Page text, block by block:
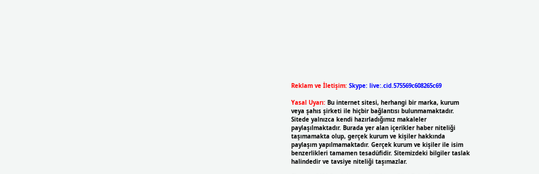
Reklam ve İletişim: Skype: live:.cid.575569c608265c69
Yasal Uyarı: Bu internet sitesi, herhangi bir marka, kurum
veya şahıs şirketi ile hiçbir bağlantısı bulunmamaktadır.
Sitede yalnızca kendi hazırladığımız makaleler
paylaşılmaktadır. Burada yer alan içerikler haber niteliği
taşımamakta olup, gerçek kurum ve kişiler hakkında
paylaşım yapılmamaktadır. Gerçek kurum ve kişiler ile isim
benzerlikleri tamamen tesadüfidir. Sitemizdeki bilgiler taslak
halindedir ve tavsiye niteliği taşımazlar.